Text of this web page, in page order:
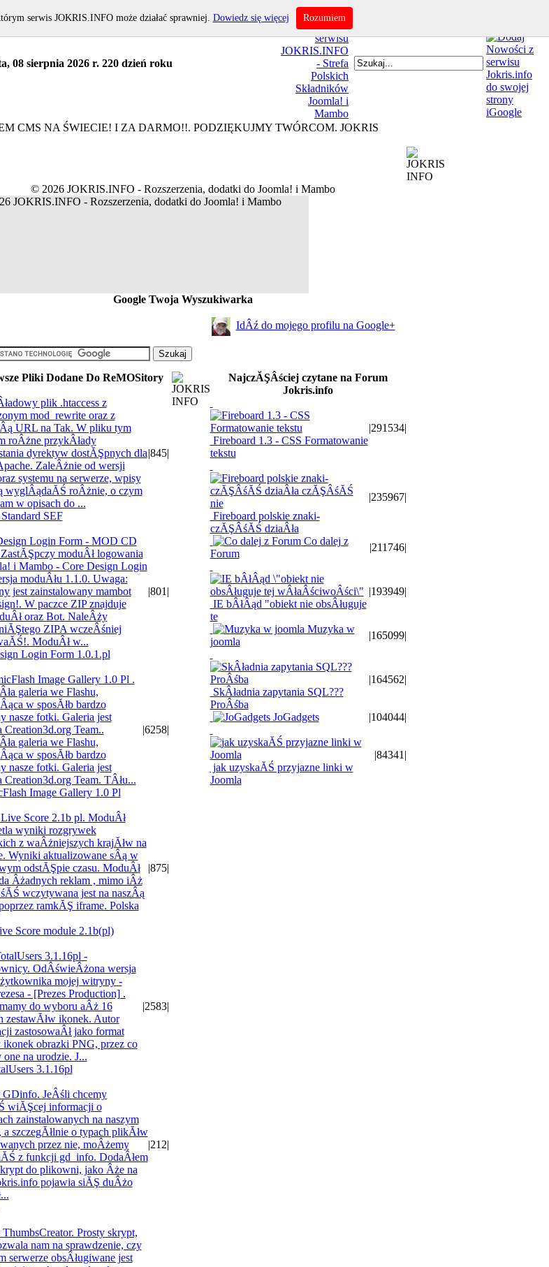
08 sierpnia 2026 r. 220 dzień roku
CMS NA ŚWIECIE! I ZA DARMO!!. PODZIĘKUJMY TWÓRCOM. JOKRIS
© 2026 JOKRIS.INFO - Rozszerzenia, dodatki do Joomla! i Mambo
Google Twoja Wyszukiwarka
IdÂź do mojego profilu na Google+
Pliki Dodane Do ReMOSitory
SEF
|845|
Login Form 1.0.1.pl
|801 |
Image Gallery 1.0 Pl
|6258|
Score module 2.1b(pl)
|875|
3.1.16pl
|2583|
|212|
NajczĂŞÂściej czytane na Forum
Jokris.info
Fireboard 1.3 - CSS Formatowanie
tekstu
|291534|
Fireboard polskie znaki-
czĂŞÂśĂŚ dziaÂła
|235967|
Co dalej z
Forum
|211746|
IE bÂłÂąd "obiekt nie obsÂługuje
te
|193949|
Muzyka w
joomla
|165099|
SkÂładnia zapytania SQL???
ProÂśba
|164562|
JoGadgets |104044|
jak uzyskaĂŚ przyjazne linki w
Joomla
|84341|
serwis JOKRIS.INFO może działać sprawniej. Dowiedz się więcej Rozumiem